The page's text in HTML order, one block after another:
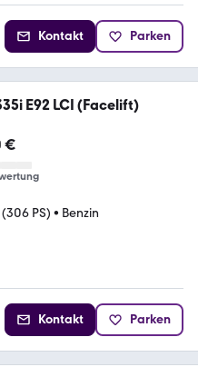
Kontakt Parken
E92 LCI (Facelift)
€
PS) • Benzin
Kontakt Parken